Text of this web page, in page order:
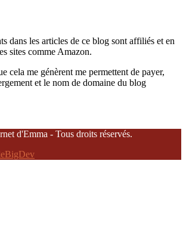
dans les articles de ce blog sont affiliés et en
sites comme Amazon.
cela me génèrent me permettent de payer,
et le nom de domaine du blog
d'Emma - Tous droits réservés.